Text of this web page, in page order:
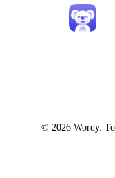
© 2026 Wordy.